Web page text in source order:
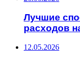
Лучшие
расходов
12.05.2026